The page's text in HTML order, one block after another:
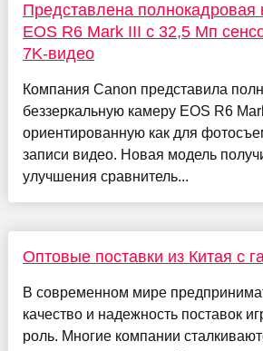
Представлена полнокадровая
EOS R6 Mark III с 32,5 Мп
7K-видео
Компания Canon представила
беззеркальную камеру EOS R6
ориентированную как для
записи видео. Новая модель
улучшения сравнитель...
Оптовые поставки из Китая с
В современном мире
качество и надежность поставок
роль. Многие компании